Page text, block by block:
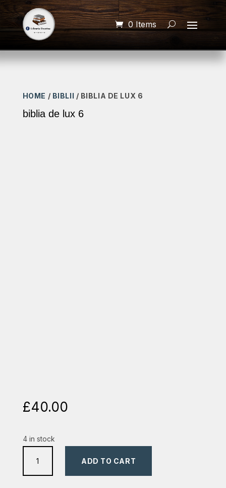
0 Items
HOME / BIBLII / BIBLIA DE LUX 6
biblia de lux 6
£40.00
4 in stock
ADD TO CART